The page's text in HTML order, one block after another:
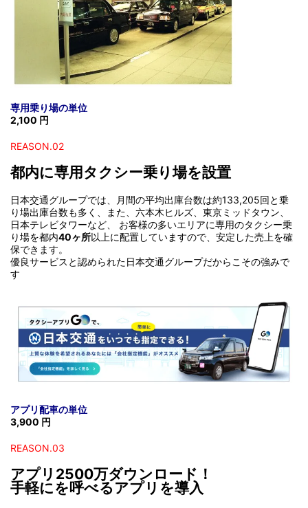
専用乗り場の単位
2,100 円
REASON.02
都内に専用タクシー乗り場を設置
日本交通グループでは、月間の平均出庫台数は約133,205回と乗
り場出庫台数も多く、また、六本木ヒルズ、東京ミッドタウン、
日本テレビタワーなど、 お客様の多いエリアに専用のタクシー乗
り場を都内40ヶ所以上に配置していますので、安定した売上を確
保できます。
優良サービスと認められた日本交通グループだからこその強みで
す
アプリ配車の単位
3,900 円
REASON.03
アプリ2500万ダウンロード！
手軽にを呼べるアプリを導入